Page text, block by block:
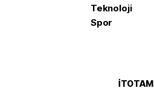
Teknoloji
Spor
İTOTAM